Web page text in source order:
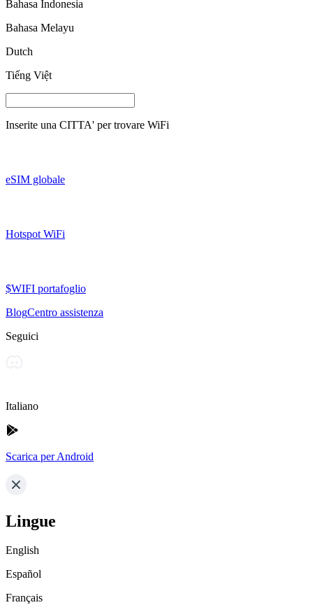
Bahasa Indonesia
Bahasa Melayu
Dutch
Tiếng Việt
Inserite una CITTA' per trovare WiFi
eSIM globale
Hotspot WiFi
$WIFI portafoglio
BlogCentro assistenza
Seguici
Italiano
Scarica per Android
Lingue
English
Español
Français